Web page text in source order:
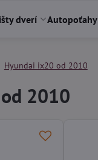
dverí Autopoťahy
Hyundai ix20 od 2010
2010